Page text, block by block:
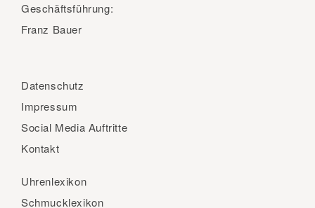
Geschäftsführung:
Franz Bauer
Datenschutz
Impressum
Social Media Auftritte
Kontakt
Uhrenlexikon
Schmucklexikon